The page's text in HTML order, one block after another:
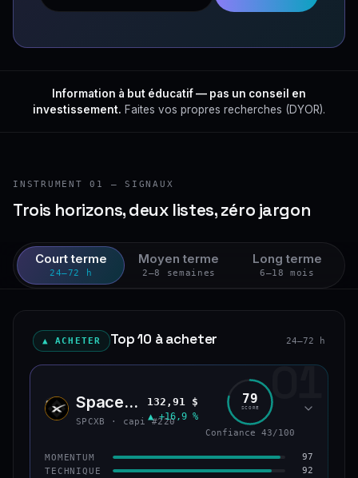
Information à but éducatif — pas un conseil en
investissement. Faites vos propres recherches (DYOR).
INSTRUMENT 01 — SIGNAUX
Trois horizons, deux listes, zéro jargon
Court terme
24–72 h
Moyen terme
2–8 semaines
Long terme
6–18 mois
▲ ACHETER Top 10 à acheter 24–72 h
01
SPCX SpaceX (bStocks Tokenized Stock)
SPCXB · capi #220
132,91 $
▲ +16,9 %
79
SCORE
Confiance 43/100
MOMENTUM 97
TECHNIQUE 92